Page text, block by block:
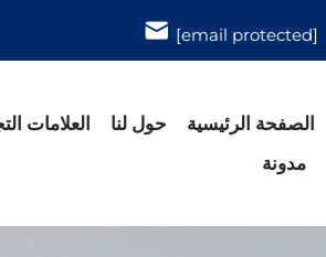
[email protected]
الصفحة الرئيسية حول لنا العلامات
مدونة